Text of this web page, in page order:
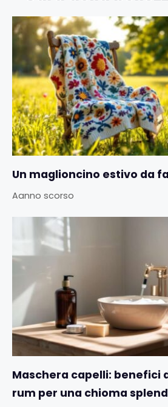
Un maglioncino estivo da
Aanno scorso
Maschera capelli: benefici
rum per una chioma